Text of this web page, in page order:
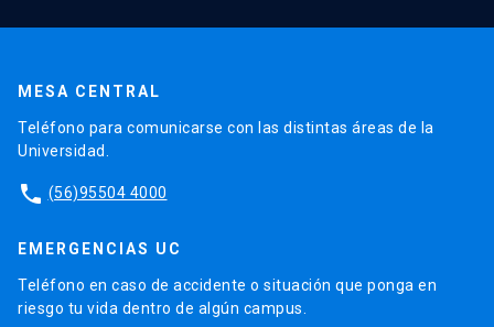
MESA CENTRAL
Teléfono para comunicarse con las distintas áreas de la
Universidad.
phone (56)95504 4000
EMERGENCIAS UC
Teléfono en caso de accidente o situación que ponga en
riesgo tu vida dentro de algún campus.